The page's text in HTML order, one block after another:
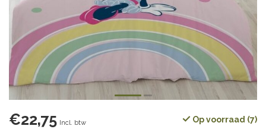
€22,75 Incl. btw Op voorraad (7)